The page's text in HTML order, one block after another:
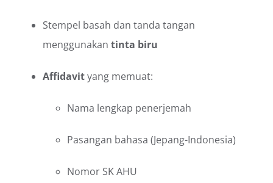
Stempel basah dan tanda tangan
menggunakan tinta biru
Affidavityang memuat:
Nama lengkap penerjemah
Pasangan bahasa (Jepang-Indonesia)
Nomor SK AHU